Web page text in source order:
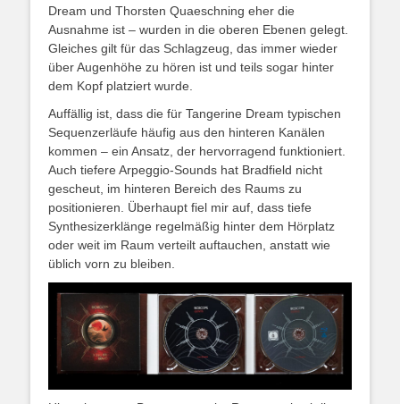
Dream und Thorsten Quaeschning eher die
Ausnahme ist – wurden in die oberen Ebenen gelegt.
Gleiches gilt für das Schlagzeug, das immer wieder
über Augenhöhe zu hören ist und teils sogar hinter
dem Kopf platziert wurde.
Auffällig ist, dass die für Tangerine Dream typischen
Sequenzerläufe häufig aus den hinteren Kanälen
kommen – ein Ansatz, der hervorragend funktioniert.
Auch tiefere Arpeggio-Sounds hat Bradfield nicht
gescheut, im hinteren Bereich des Raums zu
positionieren. Überhaupt fiel mir auf, dass tiefe
Synthesizerklänge regelmäßig hinter dem Hörplatz
oder weit im Raum verteilt auftauchen, anstatt wie
üblich vorn zu bleiben.